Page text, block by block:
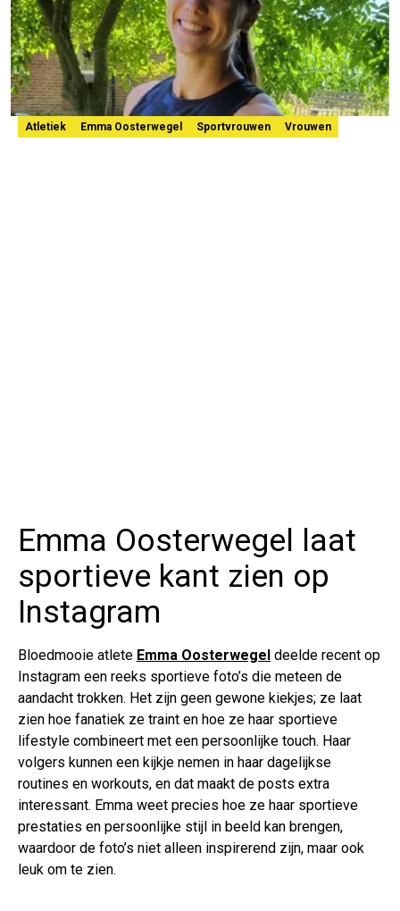
Atletiek Emma Oosterwegel Sportvrouwen Vrouwen
Emma Oosterwegel laat
sportieve kant zien op
Instagram
Bloedmooie atlete Emma Oosterwegel deelde recent op
Instagram een reeks sportieve foto’s die meteen de
aandacht trokken. Het zijn geen gewone kiekjes; ze laat
zien hoe fanatiek ze traint en hoe ze haar sportieve
lifestyle combineert met een persoonlijke touch. Haar
volgers kunnen een kijkje nemen in haar dagelijkse
routines en workouts, en dat maakt de posts extra
interessant. Emma weet precies hoe ze haar sportieve
prestaties en persoonlijke stijl in beeld kan brengen,
waardoor de foto’s niet alleen inspirerend zijn, maar ook
leuk om te zien.